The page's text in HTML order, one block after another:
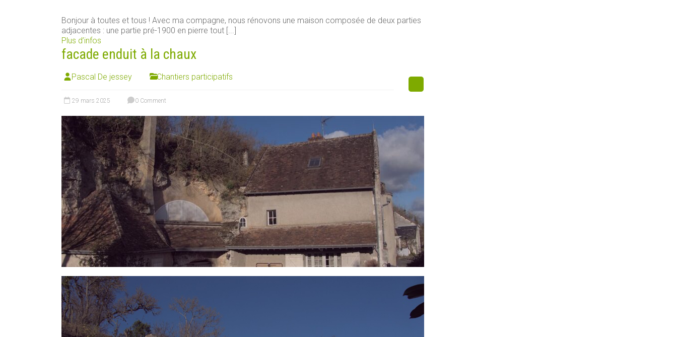
Bonjour à toutes et tous ! Avec ma compagne, nous rénovons une maison composée de deux parties
adjacentes : une partie pré-1900 en pierre tout [...]
Plus d’infos
facade enduit à la chaux
Pascal De jessey Chantiers participatifs
29 mars 2025 0 Comment